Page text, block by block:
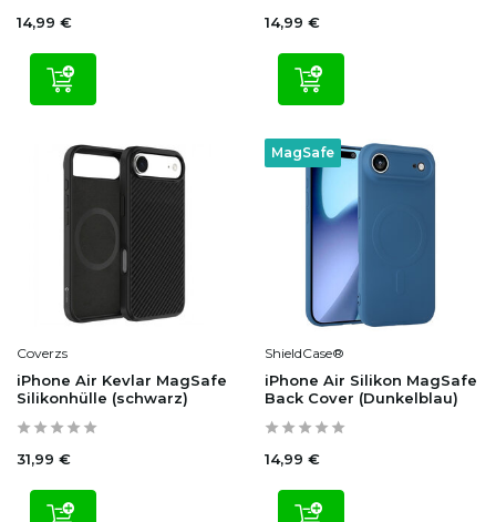
14,99 € 14,99 €
Coverzs
iPhone Air Kevlar MagSafe
Silikonhülle (schwarz)
31,99 €
MagSafe
ShieldCase®
iPhone Air Silikon MagSafe
Back Cover (Dunkelblau)
14,99 €